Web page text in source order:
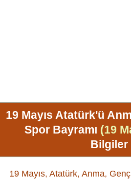
19 Mayıs Atatürk'ü
Spor Bayramı (19
Bilgiler
19 Mayıs, Atatürk, Anma,